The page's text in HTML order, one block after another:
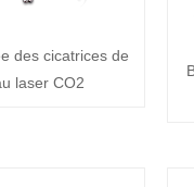
des cicatrices de
laser CO2